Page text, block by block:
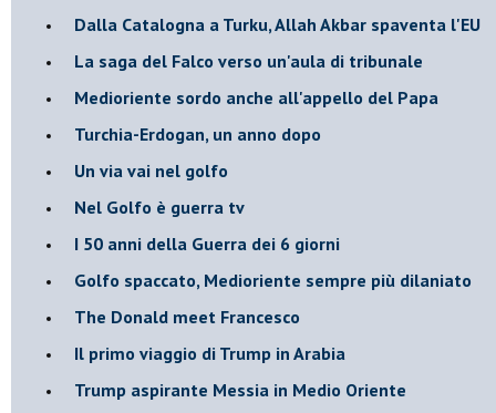
Dalla Catalogna a Turku, Allah Akbar spaventa l'EU
La saga del Falco verso un'aula di tribunale
Medioriente sordo anche all'appello del Papa
Turchia-Erdogan, un anno dopo
Un via vai nel golfo
Nel Golfo è guerra tv
I 50 anni della Guerra dei 6 giorni
Golfo spaccato, Medioriente sempre più dilaniato
The Donald meet Francesco
Il primo viaggio di Trump in Arabia
Trump aspirante Messia in Medio Oriente